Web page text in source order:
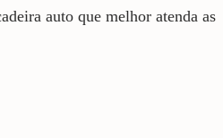
auto que melhor atenda as